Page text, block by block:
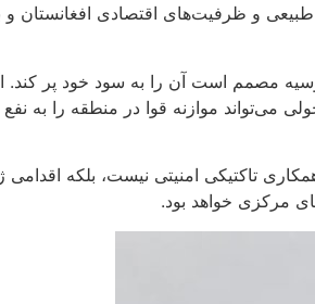
طبیعی و ظرفیت‌های اقتصادی
مصمم است آن را به سود خود پر کند.
موازنه قوا در منطقه را به
تاکتیکی امنیتی نیست، بلکه
مرکزی خواهد بود.